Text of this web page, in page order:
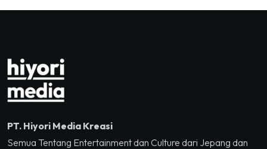
Tennis Indoor Senayan.
Kreatif RI,Pemprov DKI
PT. Hiyori Media Kreasi
Semua Tentang Entertainment dan Culture dari Jepang dan